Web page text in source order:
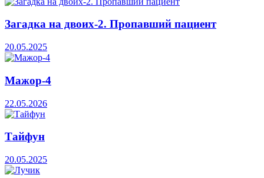
Загадка на двоих-2. Пропавший пациент
20.05.2025
Мажор-4
22.05.2026
Тайфун
20.05.2025